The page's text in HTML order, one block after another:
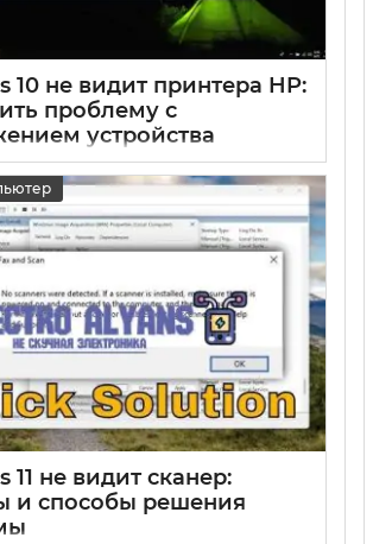
10 не видит принтера HP:
проблему с
устройства
11 не видит сканер:
и способы решения